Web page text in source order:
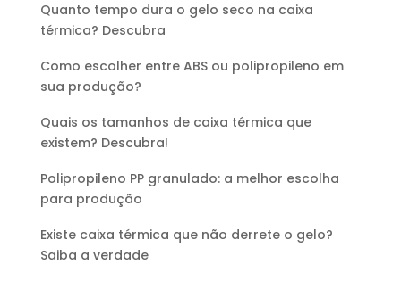
Quanto tempo dura o gelo seco na caixa
térmica? Descubra
Como escolher entre ABS ou polipropileno em
sua produção?
Quais os tamanhos de caixa térmica que
existem? Descubra!
Polipropileno PP granulado: a melhor escolha
para produção
Existe caixa térmica que não derrete o gelo?
Saiba a verdade